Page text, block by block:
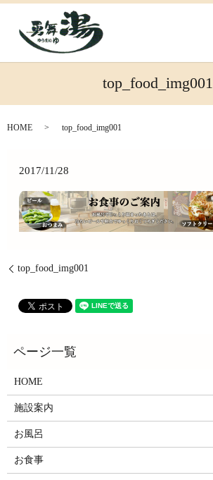
top_food_img001
HOME top_food_img001
2017/11/28
top_food_img001
HOME
施設案内
お風呂
お食事